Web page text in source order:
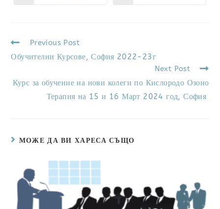
Previous Post
Обучителни Курсове, София 2022-23г
Next Post
Курс за обучение на нови колеги по Кислородо Озоно
Терапия на 15 и 16 Март 2024 год, София
МОЖЕ ДА ВИ ХАРЕСА СЪЩО